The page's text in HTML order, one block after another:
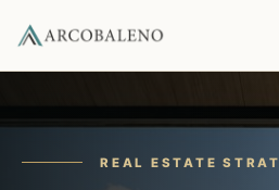
REAL ESTATE